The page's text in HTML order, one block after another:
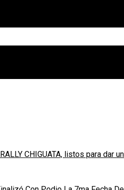
CHIGUATA, listos para dar